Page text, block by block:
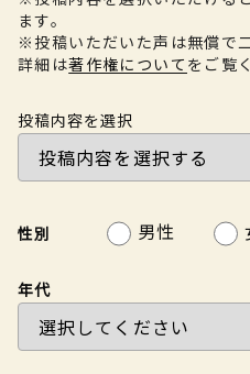
ます。
※投稿いただいた声は無償で
詳細は著作権について をご覧
投稿内容を選択
性別 男性
年代